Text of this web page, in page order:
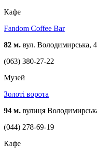
Кафе
Fandom Coffee Bar
82 м. вул. Володимирська,
(063) 380-27-22
Музей
Золоті ворота
94 м. вулиця
(044) 278-69-19
Кафе